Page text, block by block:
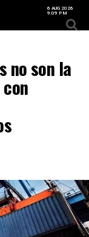
6 AUG 2026
9:09 PM
no son la